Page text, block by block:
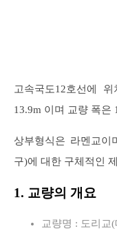
고속국도12호선에
13.9m 이며 교량 폭은
상부형식은 라멘교이
구)에 대한 구체적인
1. 교량의 개요
교량명 : 도리교